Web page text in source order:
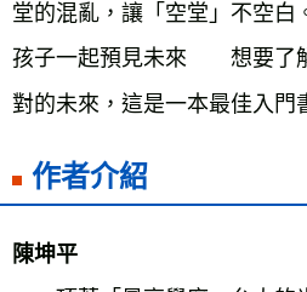
堂的混亂，讓「空堂」不空白
孩子一起預見未來　　想要了
對的未來，這是一本最佳入門
作者介紹
陳坤平